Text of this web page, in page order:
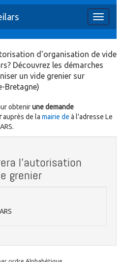
Toggle
d'organisation de vide
Découvrez les démarches
un vide grenier sur
Bretagne)
obtenirune demande
auprès de la mairie de à l'adresse Le
l'autorisation
grenier